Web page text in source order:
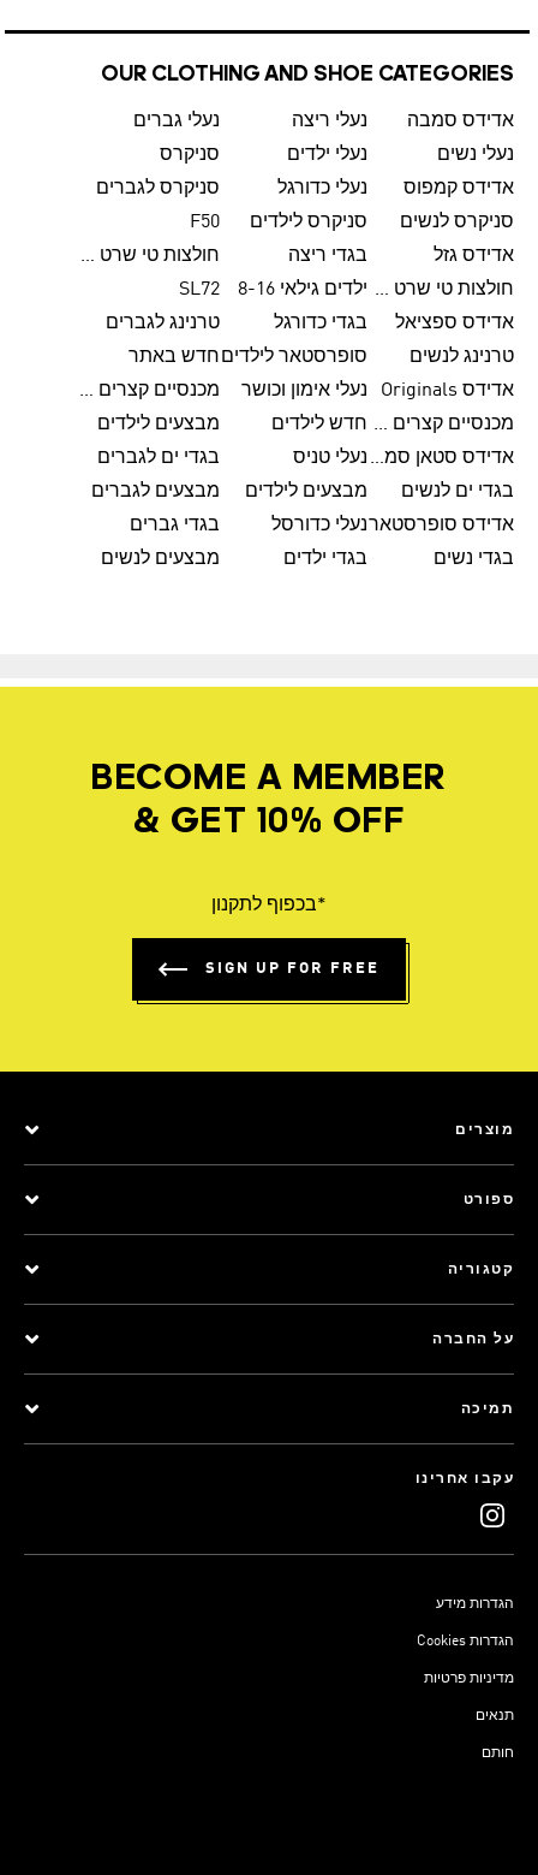
OUR CLOTHING AND SHOE CATEGORIES
אדידס סמבה נעלי ריצה
נעלי גברים
נעלי נשים
נעלי ילדים
סניקרס
אדידס קמפוס
נעלי כדורגל
סניקרס לגברים
סניקרס לנשים
סניקרס לילדים
F50
אדידס גזל
בגדי ריצה
חולצות טי שרט לגברים
חולצות טי שרט לנשים ילדים גילאי 8-16
SL72
אדידס ספציאל
בגדי כדורגל
טרנינג לגברים
טרנינג לנשים
סופרסטאר לילדים חדש באתר
אדידס Originals
נעלי אימון וכושר
מכנסיים קצרים לגברים
מכנסיים קצרים לנשים חדש לילדים
מבצעים לילדים
אדידס סטאן סמית' נעלי טניס
בגדי ים לגברים
בגדי ים לנשים
מבצעים לילדים
מבצעים לגברים
אדידס סופרסטארנעלי כדורסל
בגדי גברים
בגדי נשים
בגדי ילדים מבצעים לנשים
BECOME A MEMBER
& GET 10% OFF
*בכפוף לתקנון
SIGN UP FOR FREE
מוצרים
ספורט
קטגוריה
על החברה
תמיכה
עקבו אחרינו
הגדרות מידע
Cookies הגדרות
מדיניות פרטיות
תנאים
חותם